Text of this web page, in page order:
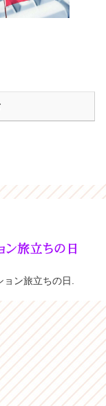
ン旅立ちの日.